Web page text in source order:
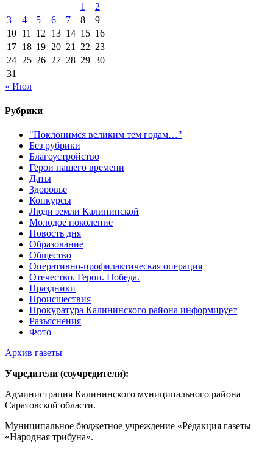
1
2
3
4 5 6 7 8
9
10 11 12 13 14 15 16
17 18 19 20 21 22 23
24 25 26 27 28 29 30
31
« Июл
Рубрики
"Поклонимся великим тем годам…"
Без рубрики
Благоустройство
Герои нашего времени
Даты
Здоровье
Конкурсы
Люди земли Калининской
Молодое поколение
Новость дня
Образование
Общество
Оперативно-профилактическая операция
Отечество. Герои. Победа.
Праздники
Происшествия
Прокуратура Калининского района информирует
Разъяснения
Фото
Архив газеты
Учредители (соучредители):
Администрация Калининского муниципального района
Саратовской области.
Муниципальное бюджетное учреждение «Редакция газеты
«Народная трибуна».